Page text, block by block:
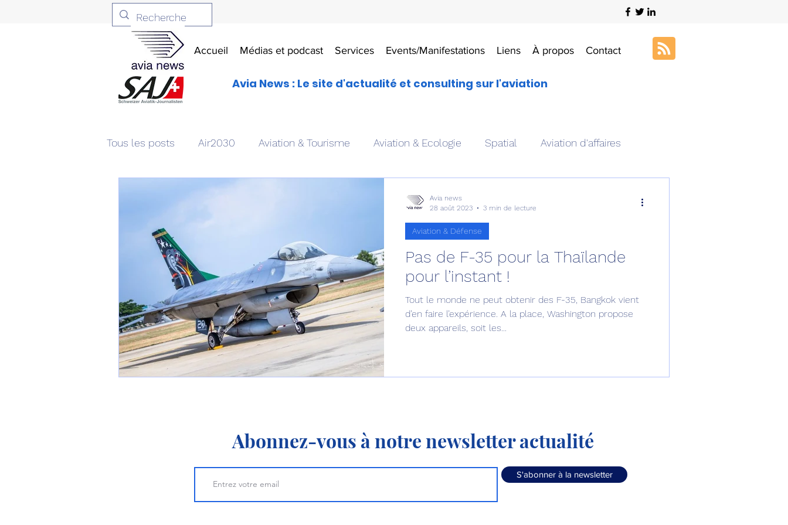
Accueil Médias et podcast Services Events/Manifestations Liens À propos Contact
Avia News : Le site d'actualité et consulting sur l'aviation
Tous les posts Air2030 Aviation & Tourisme Aviation & Ecologie Spatial Aviation d'affaires
Aviation & Défense
Patrimoine aéronautique Avion expérimental
Motorisation Défense sol-air DSA Amphibie Drones
Shenyang J-35 Bombardier Global 6500 Fret aérien Salon Aéronautique de Dubaï 25
Airbus H145M Opération militaire au Vénézuela Simulateur avion de combat Avionneurs
Pas de F-35 pour la Thaïlande
pour l’instant !
Tout le monde ne peut obtenir des F-35, Bangkok vient
d’en faire l’expérience. A la place, Washington propose
deux appareils, soit les...
Aviation & Défense
Avia news
28 août 2023
3 min de lecture
Abonnez-vous à notre newsletter actualité
S'abonner à la newsletter